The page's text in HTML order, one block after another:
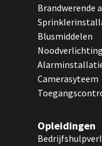
Brandwerende
Blusmiddelen
Noodverlichting
Camerasyteem
Opleidingen